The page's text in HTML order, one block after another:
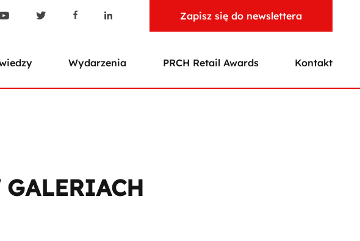
Zapisz się do newslettera
Wydarzenia PRCH Retail Awards Kontakt